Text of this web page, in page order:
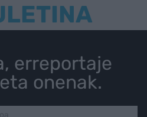
erreportaje
onenak.